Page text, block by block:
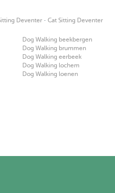
Deventer · Cat Sitting Deventer
Dog Walking beekbergen
Dog Walking brummen
Dog Walking eerbeek
Dog Walking lochem
Dog Walking loenen